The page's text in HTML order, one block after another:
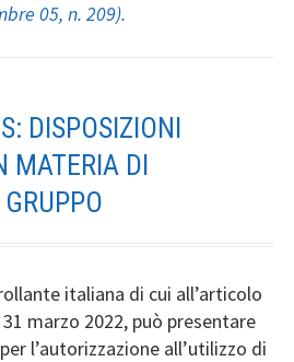
05, n. 209).
DISPOSIZIONI
MATERIA DI
italiana di cui all’articolo
marzo 2022, può presentare
l’autorizzazione all’utilizzo di